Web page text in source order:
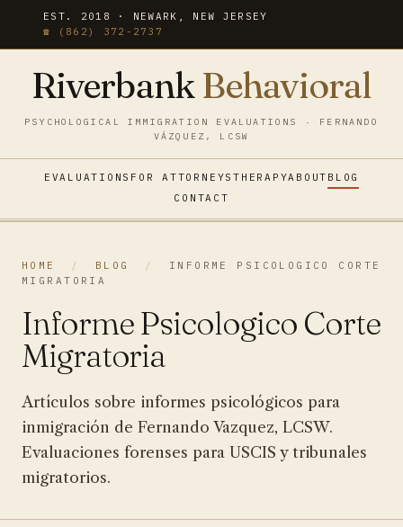
EST. 2018 · NEWARK, NEW JERSEY
☎ (862) 372-2737
RiverbankBehavioral
PSYCHOLOGICAL IMMIGRATION EVALUATIONS · FERNANDO
VÁZQUEZ, LCSW
EVALUATIONS FOR ATTORNEYSTHERAPYABOUT BLOG
CONTACT
HOME / BLOG /
INFORME PSICOLOGICO CORTE
MIGRATORIA
Informe Psicologico Corte
Migratoria
Artículos sobre informes psicológicos para
inmigración de Fernando Vazquez, LCSW.
Evaluaciones forenses para USCIS y tribunales
migratorios.